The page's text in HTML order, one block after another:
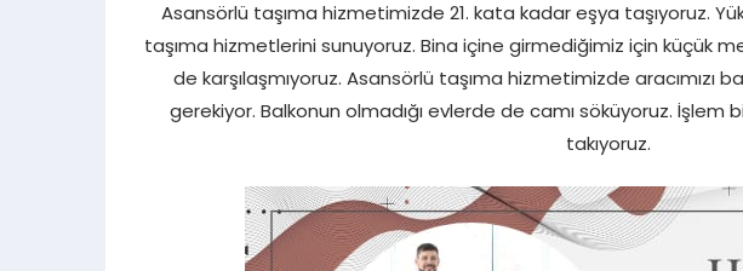
Asansörlü taşıma hizmetimizde 21. kata kadar eşya taşıyoruz.
taşıma hizmetlerini sunuyoruz. Bina içine girmediğimiz için küçük
de karşılaşmıyoruz. Asansörlü taşıma hizmetimizde aracımızı
gerekiyor. Balkonun olmadığı evlerde de camı söküyoruz. İşlem
takıyoruz.